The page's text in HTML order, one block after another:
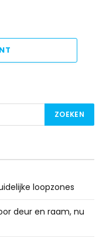
loopzones
deur en raam, nu